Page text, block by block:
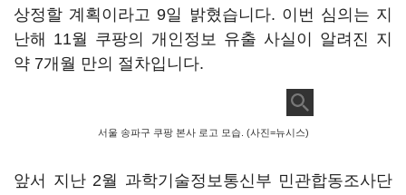
상정할 계획이라고 9일 밝혔습니다. 이번 심의는 지
난해 11월 쿠팡의 개인정보 유출 사실이 알려진 지
약 7개월 만의 절차입니다.
서울 송파구 쿠팡 본사 로고 모습. (사진=뉴시스)
앞서 지난 2월 과학기술정보통신부 민관합동조사단